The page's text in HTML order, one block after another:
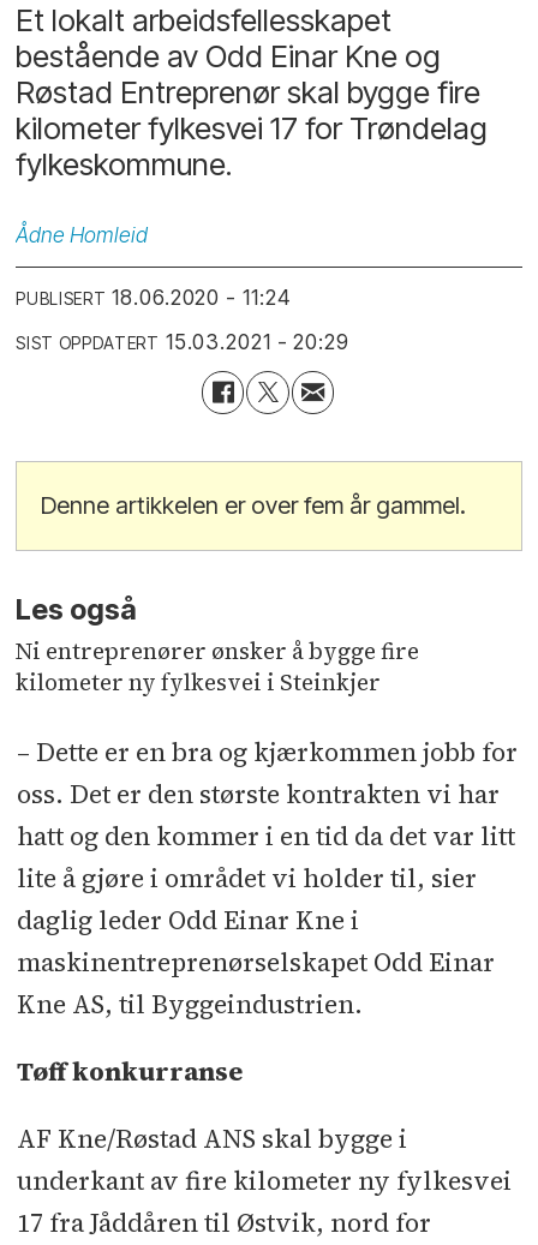
Et lokalt arbeidsfellesskapet
bestående av Odd Einar Kne og
Røstad Entreprenør skal bygge fire
kilometer fylkesvei 17 for Trøndelag
fylkeskommune.
Ådne Homleid
PUBLISERT 18.06.2020 - 11:24
SIST OPPDATERT 15.03.2021 - 20:29
Denne artikkelen er over fem år gammel.
Les også
Ni entreprenører ønsker å bygge fire
kilometer ny fylkesvei i Steinkjer
– Dette er en bra og kjærkommen jobb for
oss. Det er den største kontrakten vi har
hatt og den kommer i en tid da det var litt
lite å gjøre i området vi holder til, sier
daglig leder Odd Einar Kne i
maskinentreprenørselskapet Odd Einar
Kne AS, til Byggeindustrien.
Tøff konkurranse
AF Kne/Røstad ANS skal bygge i
underkant av fire kilometer ny fylkesvei
17 fra Jåddåren til Østvik, nord for